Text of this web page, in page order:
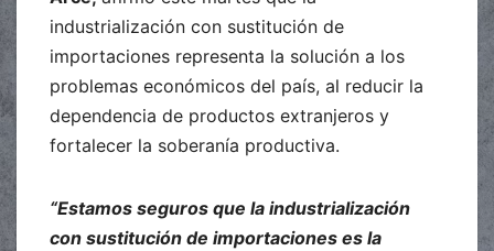
industrialización con sustitución de
importaciones representa la solución a los
problemas económicos del país, al reducir la
dependencia de productos extranjeros y
fortalecer la soberanía productiva.
“Estamos seguros que la industrialización
con sustitución de importaciones es la